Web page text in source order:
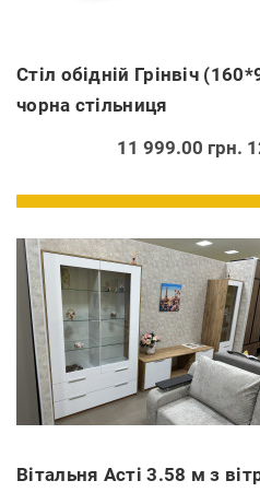
Стіл обідній Грінвіч
чорна стільниця
11 999.00 грн.
Вітальня Асті 3.58 м з